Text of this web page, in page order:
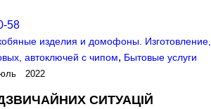
58
изделия и домофоны. Изготовление,
автоключей с чипом, Бытовые услуги
2022
СИТУАЦІЙ